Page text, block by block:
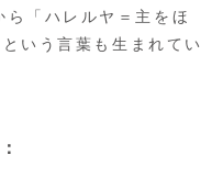
「ハレルヤ＝主をほ
いう言葉も生まれてい